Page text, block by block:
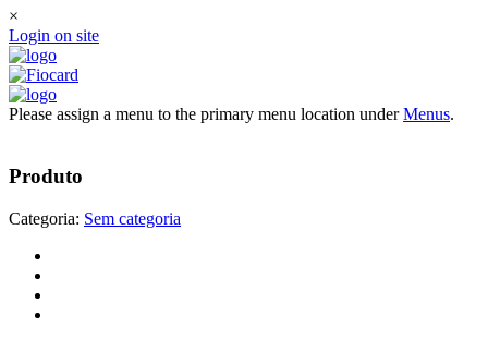
×
Login on site
Please assign a menu to the primary menu location underMenus.
Produto
Categoria: Sem categoria